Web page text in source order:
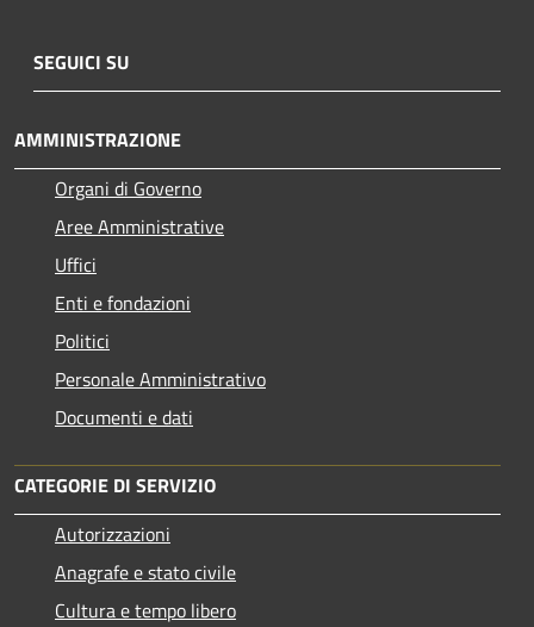
SEGUICI SU
AMMINISTRAZIONE
Organi di Governo
Aree Amministrative
Uffici
Enti e fondazioni
Politici
Personale Amministrativo
Documenti e dati
CATEGORIE DI SERVIZIO
Autorizzazioni
Anagrafe e stato civile
Cultura e tempo libero